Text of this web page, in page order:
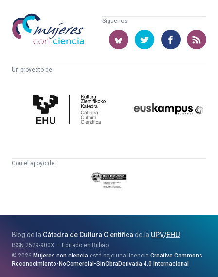
Mujeres
con
ciencia
Síguenos:
Un proyecto de:
Cultura
Científica
Con el apoyo de:
Eusko
Jaurlaritza
eta
Berrikuntza
Saila
Blog de la Cátedra de Cultura Científica de la UPV/EHU
ISSN 2529-900X
Editado en Bilbao
2026 Mujeres con ciencia está bajo una licencia Creative Commons
Reconocimiento-NoComercial-SinObraDerivada 4.0 Internacional